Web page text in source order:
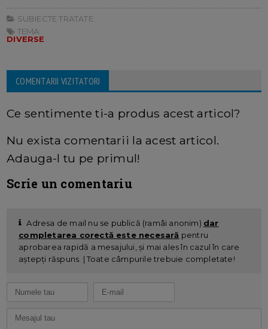
SUBIECTE TRATATE:
TEMA:
DIVERSE
COMENTARII VIZITATORI
Ce sentimente ti-a produs acest articol?
Nu exista comentarii la acest articol.
Adauga-l tu pe primul!
Scrie un comentariu
Adresa de mail nu se publică (ramâi anonim) dar
completarea corectă este necesară pentru
aprobarea rapidă a mesajului, și mai ales în cazul în care
aștepți răspuns. | Toate câmpurile trebuie completate!